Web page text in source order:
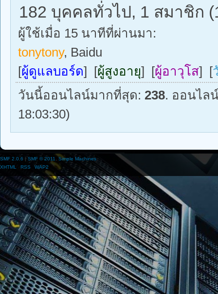
182 บุคคลทั่วไป, 1 สมาชิก
ผู้ใช้เมื่อ 15 นาทีที่ผ่านมา:
tonytony, Baidu
[ผู้ดูแลบอร์ด] [ผู้สูงอายุ] [ผู้อาวุโส] [
วันนี้ออนไลน์มากที่สุด: 238. ออนไล
18:03:30)
SMF 2.0.6 |SMF © 2011
Simple Machines
XHTML
RSS WAP2